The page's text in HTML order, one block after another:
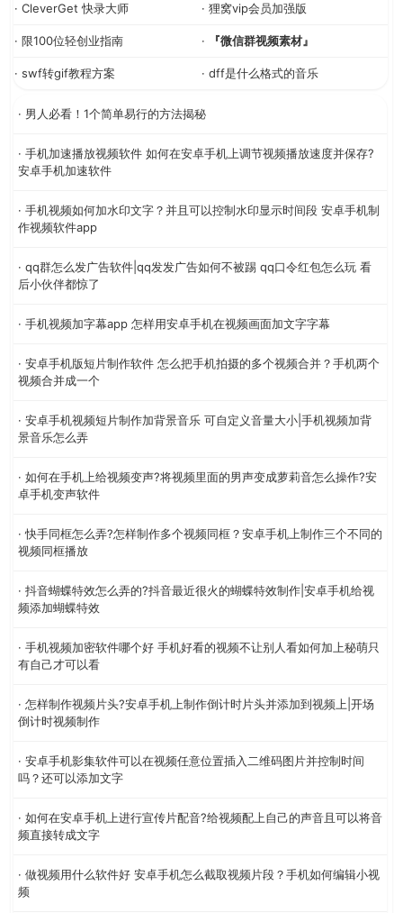
· CleverGet 快录大师 · 狸窝vip会员加强版
· 限100位轻创业指南 · 『微信群视频素材』
· swf转gif教程方案 · dff是什么格式的音乐
· 男人必看！1个简单易行的方法揭秘
· 手机加速播放视频软件 如何在安卓手机上调节视频播放速度并保存?
安卓手机加速软件
· 手机视频如何加水印文字？并且可以控制水印显示时间段 安卓手机制
作视频软件app
· qq群怎么发广告软件|qq发发广告如何不被踢 qq口令红包怎么玩 看
后小伙伴都惊了
· 手机视频加字幕app 怎样用安卓手机在视频画面加文字字幕
· 安卓手机版短片制作软件 怎么把手机拍摄的多个视频合并？手机两个
视频合并成一个
· 安卓手机视频短片制作加背景音乐 可自定义音量大小|手机视频加背
景音乐怎么弄
· 如何在手机上给视频变声?将视频里面的男声变成萝莉音怎么操作?安
卓手机变声软件
· 快手同框怎么弄?怎样制作多个视频同框？安卓手机上制作三个不同的
视频同框播放
· 抖音蝴蝶特效怎么弄的?抖音最近很火的蝴蝶特效制作|安卓手机给视
频添加蝴蝶特效
· 手机视频加密软件哪个好 手机好看的视频不让别人看如何加上秘萌只
有自己才可以看
· 怎样制作视频片头?安卓手机上制作倒计时片头并添加到视频上|开场
倒计时视频制作
· 安卓手机影集软件可以在视频任意位置插入二维码图片并控制时间
吗？还可以添加文字
· 如何在安卓手机上进行宣传片配音?给视频配上自己的声音且可以将音
频直接转成文字
· 做视频用什么软件好 安卓手机怎么截取视频片段？手机如何编辑小视
频